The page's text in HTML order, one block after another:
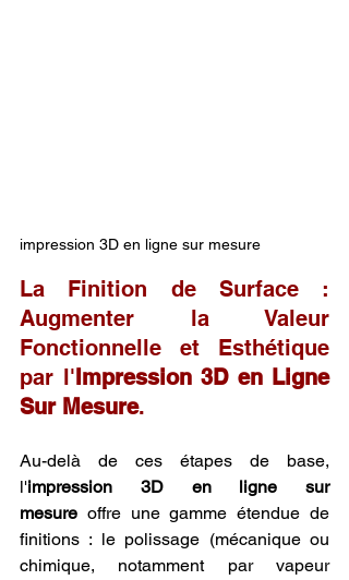
impression 3D en ligne sur mesure
La Finition de Surface :
Augmenter la Valeur
Fonctionnelle et Esthétique
par l'Impression 3D en Ligne
Sur Mesure.
Au-delà de ces étapes de base,
l'impression 3D en ligne sur
mesure offre une gamme étendue de
finitions : le polissage (mécanique ou
chimique, notamment par vapeur